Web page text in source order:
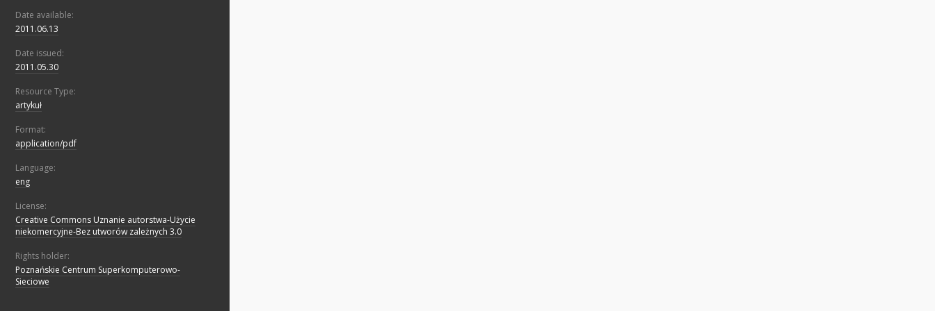
Date available:
2011.06.13
Date issued:
2011.05.30
Resource Type:
artykuł
Format:
application/pdf
Language:
eng
License:
Creative Commons Uznanie autorstwa-Użycie
niekomercyjne-Bez utworów zależnych 3.0
Rights holder:
Poznańskie Centrum Superkomputerowo-
Sieciowe